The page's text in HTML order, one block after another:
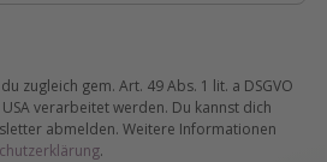
zugleich gem. Art. 49 Abs. 1 lit. a DSGVO
verarbeitet werden. Du kannst dich
abmelden. Weitere Informationen
.